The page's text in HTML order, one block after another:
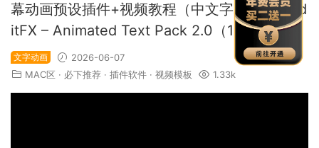
幕动画预设插件+视频教程（中文字幕）NeoEd
itFX – Animated Text Pack 2.0（15733）
文字动画
2026-06-07
MAC区 · 必下推荐 · 插件软件 · 视频模板 1.33k